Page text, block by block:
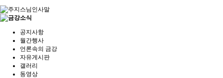
공지사항
월간행사
언론속의 금강
자유게시판
갤러리
동영상